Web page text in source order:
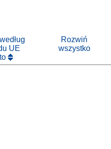
UE
Rozwiń
wszystko